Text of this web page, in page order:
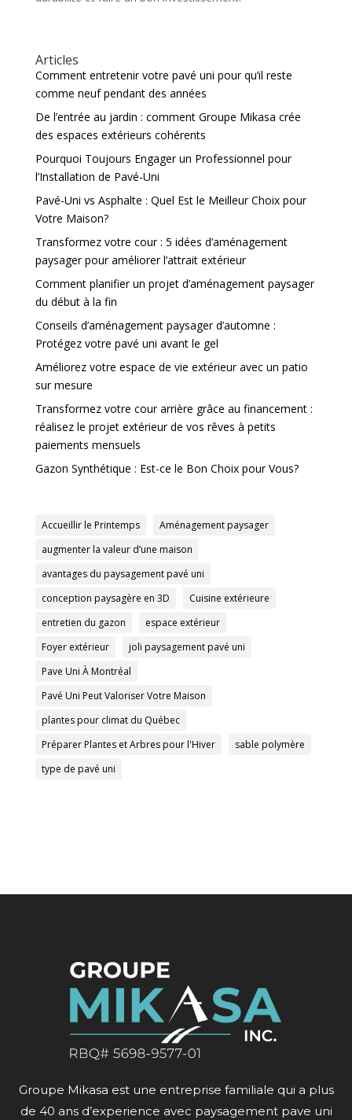
Articles
Comment entretenir votre pavé uni pour qu’il reste
comme neuf pendant des années
De l’entrée au jardin : comment Groupe Mikasa crée
des espaces extérieurs cohérents
Pourquoi Toujours Engager un Professionnel pour
l’Installation de Pavé-Uni
Pavé-Uni vs Asphalte : Quel Est le Meilleur Choix pour
Votre Maison?
Transformez votre cour : 5 idées d’aménagement
paysager pour améliorer l’attrait extérieur
Comment planifier un projet d’aménagement paysager
du début à la fin
Conseils d’aménagement paysager d’automne :
Protégez votre pavé uni avant le gel
Améliorez votre espace de vie extérieur avec un patio
sur mesure
Transformez votre cour arrière grâce au financement :
réalisez le projet extérieur de vos rêves à petits
paiements mensuels
Gazon Synthétique : Est-ce le Bon Choix pour Vous?
Accueillir le Printemps
Aménagement paysager
augmenter la valeur d’une maison
avantages du paysagement pavé uni
conception paysagère en 3D
Cuisine extérieure
entretien du gazon
espace extérieur
Foyer extérieur
joli paysagement pavé uni
Pave Uni À Montréal
Pavé Uni Peut Valoriser Votre Maison
plantes pour climat du Québec
Préparer Plantes et Arbres pour l'Hiver
sable polymère
type de pavé uni
Groupe Mikasa est une entreprise familiale qui a plus
de 40 ans d’experience avec paysagement pave uni